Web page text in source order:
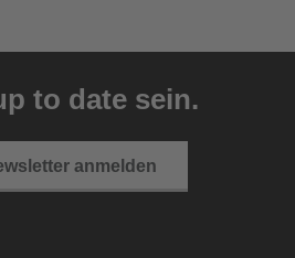
to date sein.
anmelden